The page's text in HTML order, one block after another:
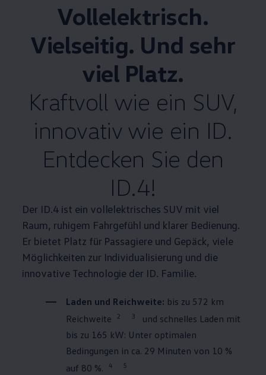
Vollelektrisch.
Vielseitig. Und sehr
viel Platz.
Kraftvoll wie ein SUV,
innovativ wie ein ID.
Entdecken Sie den
ID.4!
Der ID.4 ist ein vollelektrisches SUV mit viel
Raum, ruhigem Fahrgefühl und klarer Bedienung.
Er bietet Platz für Passagiere und Gepäck, viele
Möglichkeiten zur Individualisierung und die
innovative Technologie der ID. Familie.
Laden und Reichweite: bis zu 572 km
Reichweite
2 3
und schnelles Laden mit
bis zu 165 kW: Unter optimalen
Bedingungen in ca. 29 Minuten von 10 %
auf 80 %.
4 5